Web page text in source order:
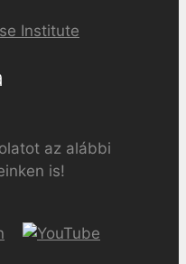
az alábbi
is!